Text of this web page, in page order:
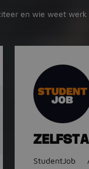
en wie weet
StudentJob